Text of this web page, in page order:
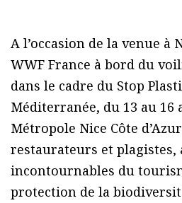
A l’occasion de la venue à
WWF France à bord du
dans le cadre du Stop
Méditerranée, du 13 au 16
Métropole Nice Côte
restaurateurs et plagistes,
incontournables du
protection de la